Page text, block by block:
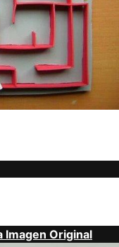
Imagen Original